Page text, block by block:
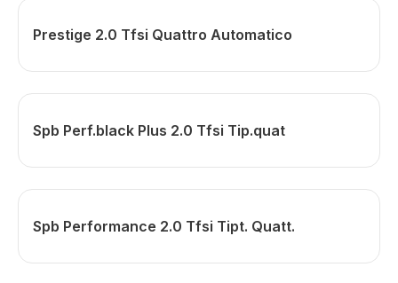
Prestige 2.0 Tfsi Quattro Automatico
Spb Perf.black Plus 2.0 Tfsi Tip.quat
Spb Performance 2.0 Tfsi Tipt. Quatt.